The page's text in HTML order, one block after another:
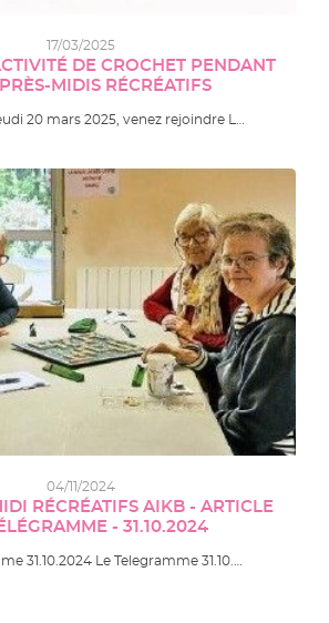
17/03/2025
DE CROCHET PENDANT
MIDIS RÉCRÉATIFS
20 mars 2025, venez rejoindre L…
04/11/2024
RÉCRÉATIFS AIKB - ARTICLE
- 31.10.2024
31.10.2024 Le Telegramme 31.10.…